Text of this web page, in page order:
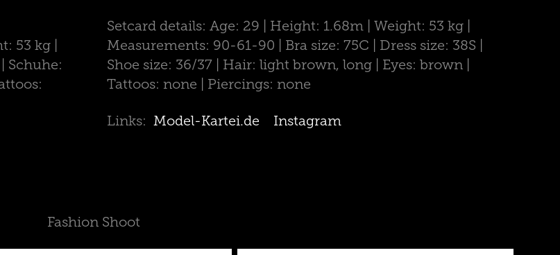
53 kg |
Schuhe:
Setcard details: Age: 29 | Height: 1.68m | Weight: 53 kg |
Measurements: 90-61-90 | Bra size: 75C | Dress size: 38S |
Shoe size: 36/37 | Hair: light brown, long | Eyes: brown |
Tattoos: none | Piercings: none
Links: Model-Kartei.de Instagram
Fashion Shoot